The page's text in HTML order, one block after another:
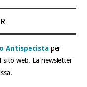
Antispecista per
sito web. La newsletter